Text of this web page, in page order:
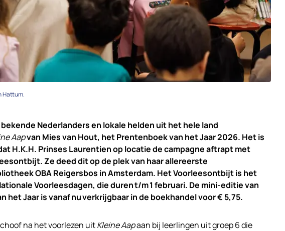
Hattum.
Nederlanders en lokale helden uit het hele land
Aapvan Mies van Hout, het Prentenboek van het Jaar 2026. Het is
H.K.H. Prinses Laurentien op locatie de campagne aftrapt met
Ze deed dit op de plek van haar allereerste
OBA Reigersbos in Amsterdam. Het Voorleesontbijt is het
Voorleesdagen, die duren t/m 1 februari. De mini-editie van
het Jaar is vanaf nu verkrijgbaar in de boekhandel voor € 5,75.
na het voorlezen uitKleine Aapaan bij leerlingen uit groep 6 die